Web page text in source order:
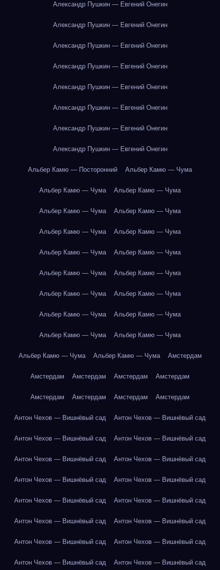
Александр Пушкин — Евгений Онегин
Александр Пушкин — Евгений Онегин
Александр Пушкин — Евгений Онегин
Александр Пушкин — Евгений Онегин
Александр Пушкин — Евгений Онегин
Александр Пушкин — Евгений Онегин
Александр Пушкин — Евгений Онегин
Александр Пушкин — Евгений Онегин
Альбер Камю — Посторонний Альбер Камю — Чума
Альбер Камю — Чума Альбер Камю — Чума
Альбер Камю — Чума Альбер Камю — Чума
Альбер Камю — Чума Альбер Камю — Чума
Альбер Камю — Чума Альбер Камю — Чума
Альбер Камю — Чума Альбер Камю — Чума
Альбер Камю — Чума Альбер Камю — Чума
Альбер Камю — Чума Альбер Камю — Чума
Альбер Камю — Чума Альбер Камю — Чума
Альбер Камю — Чума Альбер Камю — Чума Амстердам
Амстердам Амстердам Амстердам Амстердам
Амстердам Амстердам Амстердам Амстердам
Антон Чехов — Вишнёвый сад Антон Чехов — Вишнёвый сад
Антон Чехов — Вишнёвый сад Антон Чехов — Вишнёвый сад
Антон Чехов — Вишнёвый сад Антон Чехов — Вишнёвый сад
Антон Чехов — Вишнёвый сад Антон Чехов — Вишнёвый сад
Антон Чехов — Вишнёвый сад Антон Чехов — Вишнёвый сад
Антон Чехов — Вишнёвый сад Антон Чехов — Вишнёвый сад
Антон Чехов — Вишнёвый сад Антон Чехов — Вишнёвый сад
Антон Чехов — Вишнёвый сад Антон Чехов — Вишнёвый сад